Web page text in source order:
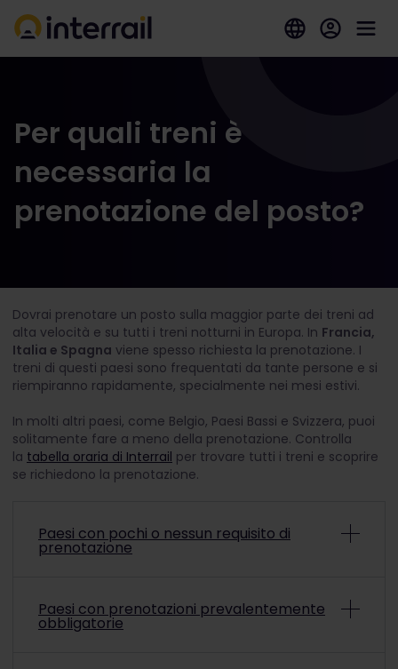
Per quali treni è
necessaria la
prenotazione del posto?
Dovrai prenotare un posto sulla maggior parte dei treni ad
alta velocità e su tutti i treni notturni in Europa. In Francia,
Italia e Spagna viene spesso richiesta la prenotazione. I
treni di questi paesi sono frequentati da tante persone e si
riempiranno rapidamente, specialmente nei mesi estivi.
In molti altri paesi, come Belgio, Paesi Bassi e Svizzera, puoi
solitamente fare a meno della prenotazione. Controlla
la tabella oraria di Interrail per trovare tutti i treni e scoprire
se richiedono la prenotazione.
Paesi con pochi o nessun requisito di
prenotazione
paesi più indicati, poiché la maggior parte dei loro
treni interni non richiede alcun tipo di prenotazione.
Paesi con prenotazioni prevalentemente
obbligatorie